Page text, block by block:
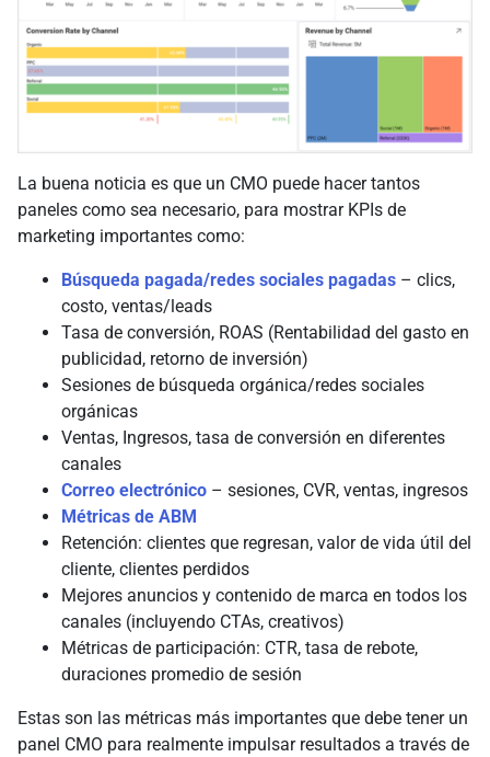
La buena noticia es que un CMO puede hacer tantos
paneles como sea necesario, para mostrar KPIs de
marketing importantes como:
Búsqueda pagada/redes sociales pagadas – clics,
costo, ventas/leads
Tasa de conversión, ROAS (Rentabilidad del gasto en
publicidad, retorno de inversión)
Sesiones de búsqueda orgánica/redes sociales
orgánicas
Ventas, Ingresos, tasa de conversión en diferentes
canales
Correo electrónico – sesiones, CVR, ventas, ingresos
Métricas de ABM
Retención: clientes que regresan, valor de vida útil del
cliente, clientes perdidos
Mejores anuncios y contenido de marca en todos los
canales (incluyendo CTAs, creativos)
Métricas de participación: CTR, tasa de rebote,
duraciones promedio de sesión
Estas son las métricas más importantes que debe tener un
panel CMO para realmente impulsar resultados a través de